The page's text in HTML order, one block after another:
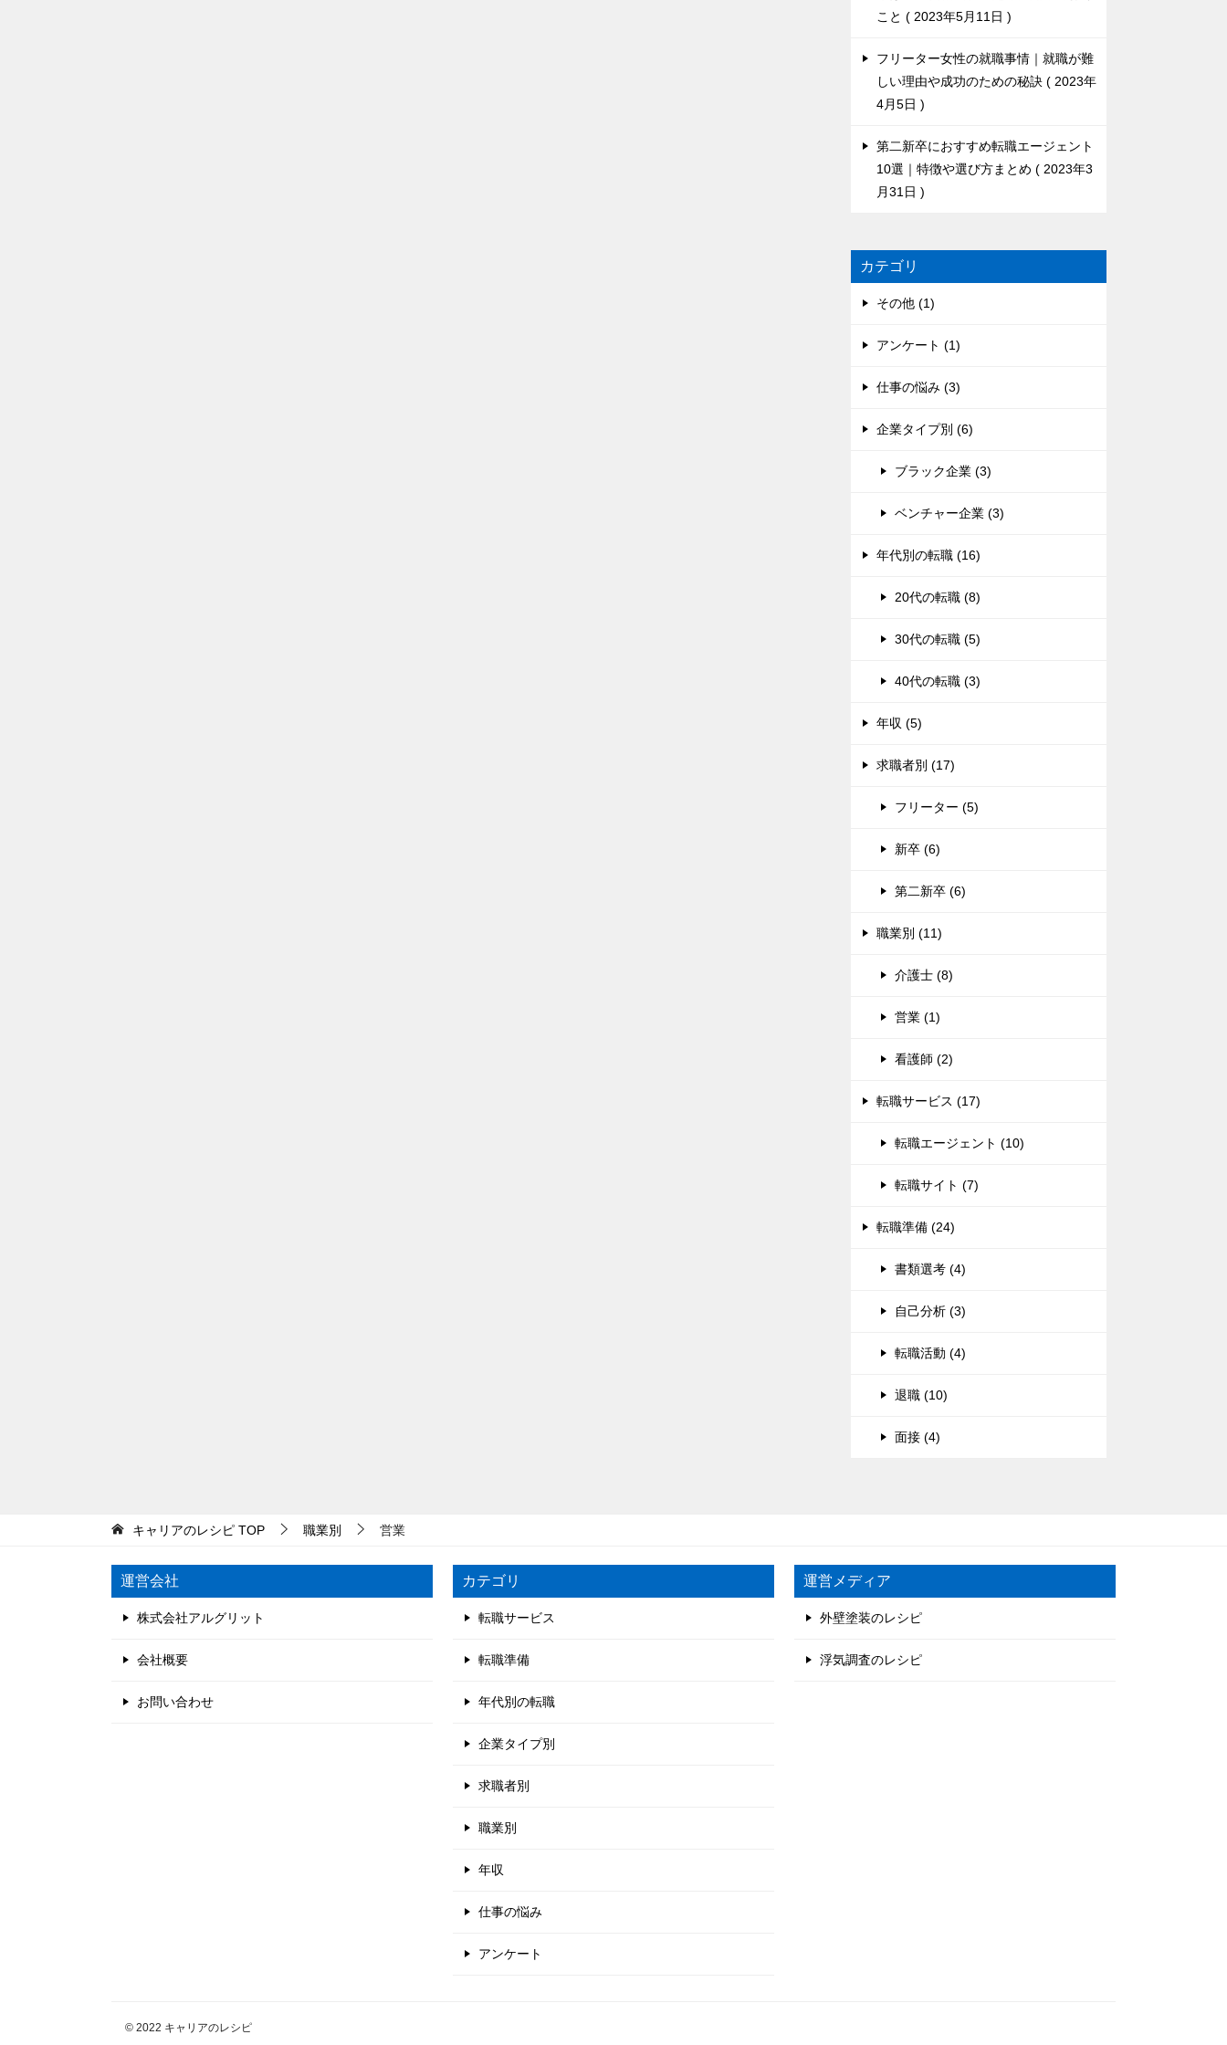
こと
2023年5月11日
フリーター女性の就職事情｜就職が難
しい理由や成功のための秘訣
2023年
4月5日
第二新卒におすすめ転職エージェント
10選｜特徴や選び方まとめ
2023年3
月31日
カテゴリ
その他 (1)
アンケート (1)
仕事の悩み (3)
企業タイプ別 (6)
ブラック企業 (3)
ベンチャー企業 (3)
年代別の転職 (16)
20代の転職 (8)
30代の転職 (5)
40代の転職 (3)
年収 (5)
求職者別 (17)
フリーター (5)
新卒 (6)
第二新卒 (6)
職業別 (11)
介護士 (8)
営業 (1)
看護師 (2)
転職サービス (17)
転職エージェント (10)
転職サイト (7)
転職準備 (24)
書類選考 (4)
自己分析 (3)
転職活動 (4)
退職 (10)
面接 (4)
キャリアのレシピ TOP 職業別 営業
運営会社
株式会社アルグリット
会社概要
お問い合わせ
カテゴリ
転職サービス
転職準備
年代別の転職
企業タイプ別
求職者別
職業別
年収
仕事の悩み
アンケート
運営メディア
外壁塗装のレシピ
浮気調査のレシピ
© 2022 キャリアのレシピ